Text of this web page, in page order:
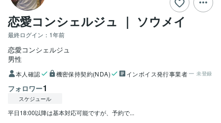
恋愛コンシェルジュ ｜ ソウメイ
最終ログイン： 1年前
恋愛コンシェルジュ
男性
本人確認 機密保持契約(NDA) インボイス発行事業者 未登録
フォロワー1
スケジュール
平日18:00以降は基本対応可能ですが、予約で...